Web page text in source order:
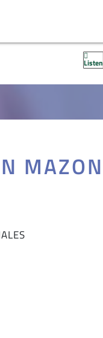
Listen
MAZON